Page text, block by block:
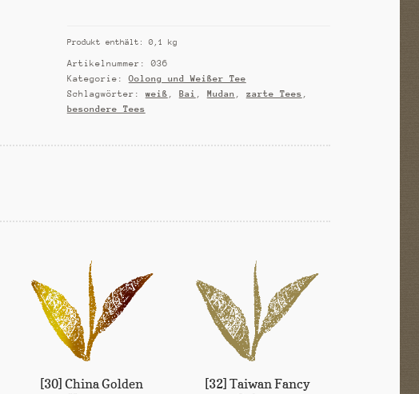
Pai
Mu
Tan
Menge
Produkt enthält: 0,1 kg
Artikelnummer: 036
Kategorie: Oolong und Weißer Tee
Schlagwörter: weiß Bai Mudan zarte Tees
besondere Tees
[30] China Golden
[32] Taiwan Fancy